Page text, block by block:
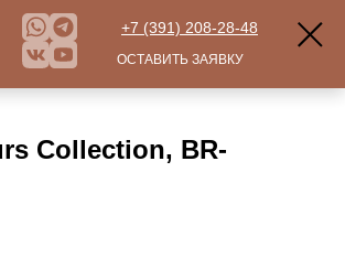
Collection, BR-
+7 (391) 208-28-48
ОСТАВИТЬ ЗАЯВКУ